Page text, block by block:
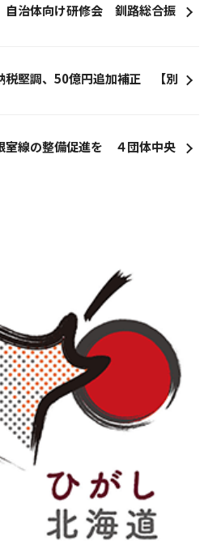
治体向け研修会 釧路総合振
堅調、50億円追加補正 【別
室線の整備促進を ４団体中央